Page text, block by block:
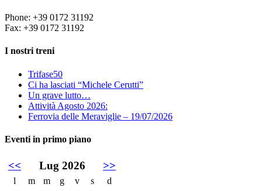
Phone: +39 0172 31192
Fax: +39 0172 31192
I nostri treni
Trifase50
Ci ha lasciati “Michele Cerutti”
Un grave lutto…
Attività Agosto 2026:
Ferrovia delle Meraviglie – 19/07/2026
Eventi in primo piano
<< Lug 2026 >>
l m m g v s
d